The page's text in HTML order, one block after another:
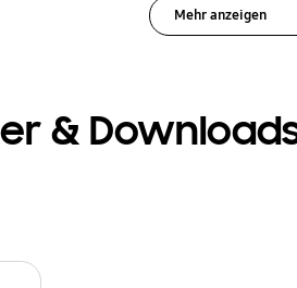
Mehr anzeigen
&